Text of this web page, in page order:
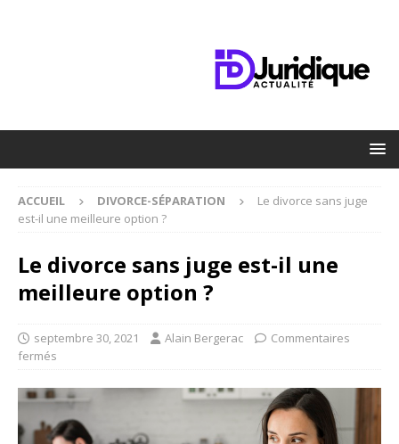
ACCUEIL DIVORCE-SÉPARATION
Le divorce sans juge
est-il une meilleure option ?
Le divorce sans juge est-il une
meilleure option ?
septembre 30, 2021 Alain Bergerac
Commentaires
fermés